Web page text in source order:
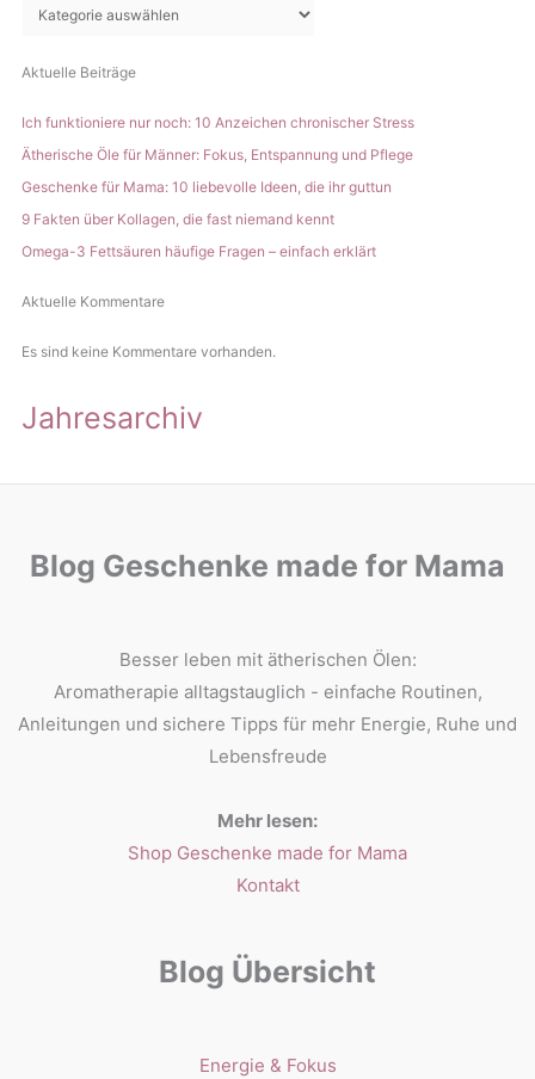
Aktuelle Beiträge
Ich funktioniere nur noch: 10 Anzeichen chronischer Stress
Ätherische Öle für Männer: Fokus, Entspannung und Pflege
Geschenke für Mama: 10 liebevolle Ideen, die ihr guttun
9 Fakten über Kollagen, die fast niemand kennt
Omega-3 Fettsäuren häufige Fragen – einfach erklärt
Aktuelle Kommentare
Es sind keine Kommentare vorhanden.
Jahresarchiv
Blog Geschenke made for Mama
Besser leben mit ätherischen Ölen:
Aromatherapie alltagstauglich - einfache Routinen,
Anleitungen und sichere Tipps für mehr Energie, Ruhe und
Lebensfreude
Mehr lesen:
Shop Geschenke made for Mama
Kontakt
Blog Übersicht
Energie & Fokus